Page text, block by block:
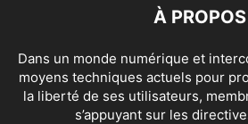
s’appuyant sur les
SUIVEZ